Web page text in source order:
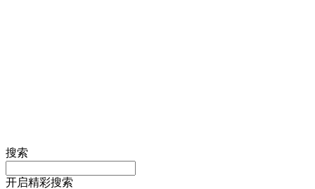
搜索
开启精彩搜索